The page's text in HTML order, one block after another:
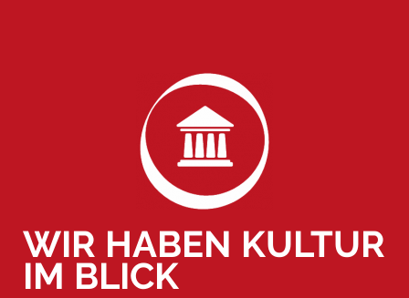
WIR HABEN KULTUR
IM BLICK